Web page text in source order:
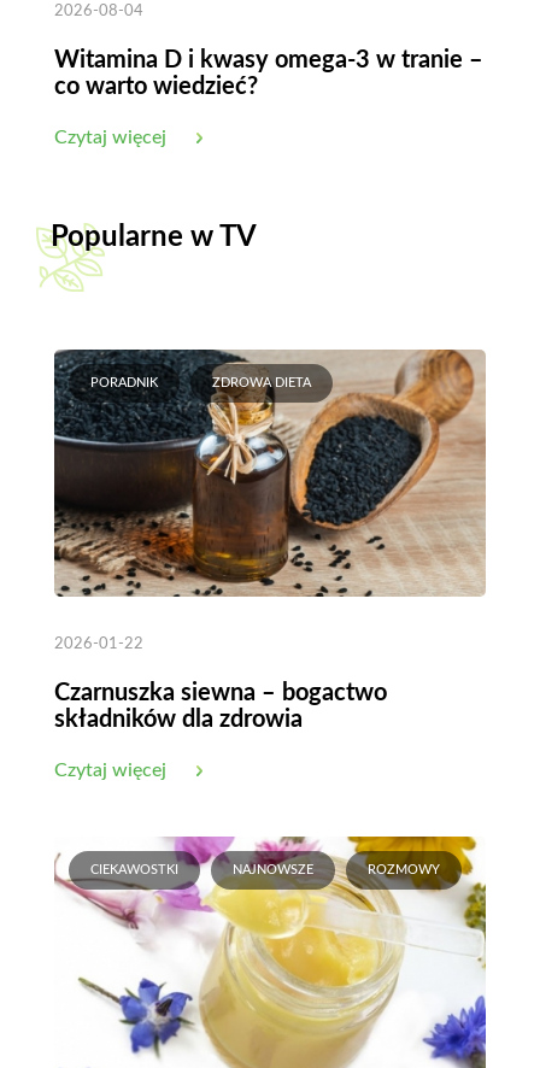
2026-08-04
Witamina D i kwasy omega-3 w tranie –
co warto wiedzieć?
Czytaj więcej
Popularne w TV
PORADNIK ZDROWA DIETA
2026-01-22
Czarnuszka siewna – bogactwo
składników dla zdrowia
Czytaj więcej
CIEKAWOSTKI NAJNOWSZE ROZMOWY